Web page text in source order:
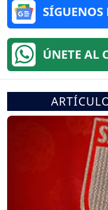
SÍGUENOS
ÚNETE AL